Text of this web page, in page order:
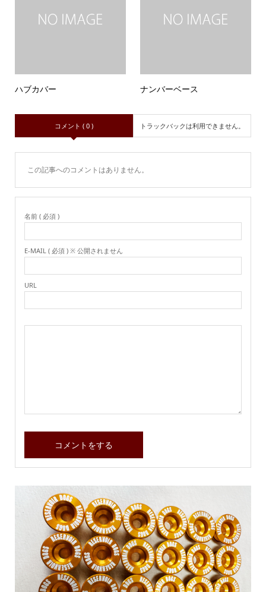
ハブカバー ナンバーベース
コメント ( 0 ) トラックバックは利用できません。
この記事へのコメントはありません。
名前 ( 必須 )
E-MAIL ( 必須 ) ※ 公開されません
URL